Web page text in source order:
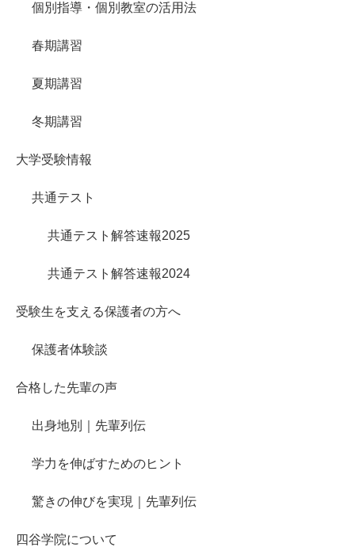
個別指導・個別教室の活用法
春期講習
夏期講習
冬期講習
大学受験情報
共通テスト
共通テスト解答速報2025
共通テスト解答速報2024
受験生を支える保護者の方へ
保護者体験談
合格した先輩の声
出身地別｜先輩列伝
学力を伸ばすためのヒント
驚きの伸びを実現｜先輩列伝
四谷学院について